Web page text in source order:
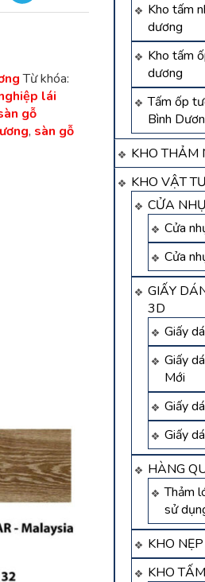
Kho tấm
dương
Kho tấm
dương
Tấm ốp
Bình
KHO THẢM
KHO VẬT
CỬA
Cửa
Cửa
GIẤY
3D
Giấy
Giấy
Mới
Giấy
Giấy
HÀNG
Thảm
sử
KHO
KHO
Từ khóa:
lái
gỗ
, sàn gỗ